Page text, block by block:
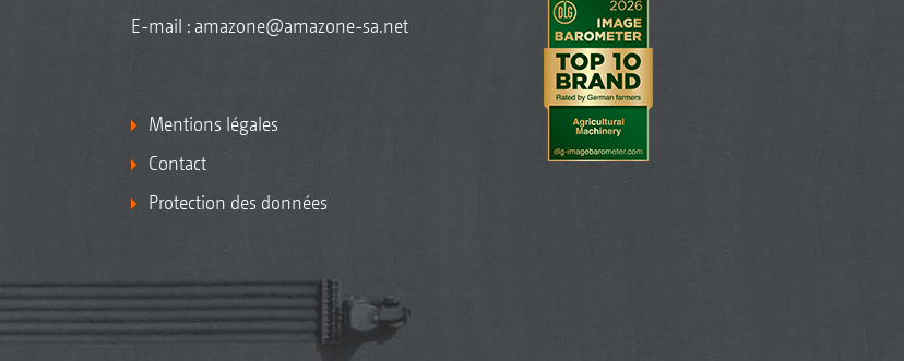
E-mail : amazone@amazone-sa.net
Mentions légales
Contact
Protection des données